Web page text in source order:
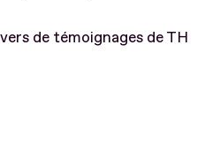
de témoignages de TH